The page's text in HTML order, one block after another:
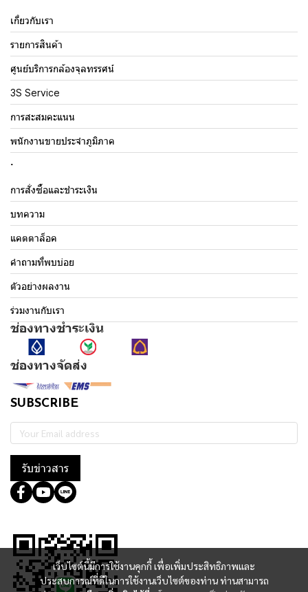
เว็บไซต์นี้มีการใช้งานคุกกี้ เพื่อเพิ่มประสิทธิภาพและ
ประสบการณ์ที่ดีในการใช้งานเว็บไซต์ของท่าน ท่านสามารถ
เกี่ยวกับเรา
รายการสินค้า
ศูนย์บริการกล้องจุลทรรศน์
3S Service
การสะสมคะแนน
พนักงานขายประจำภูมิภาค
.
การสั่งซื้อและชำระเงิน
บทความ
แคตตาล็อค
คำถามที่พบบ่อย
ตัวอย่างผลงาน
ร่วมงานกับเรา
ช่องทางชำระเงิน
ช่องทางจัดส่ง
SUBSCRIBE
รับข่าวสาร